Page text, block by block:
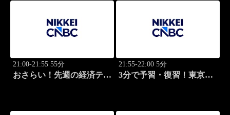
21:00-21:55 55分
おさらい！先週の経済テー
21:55-22:00 5分
3分で予習・復習！東京市